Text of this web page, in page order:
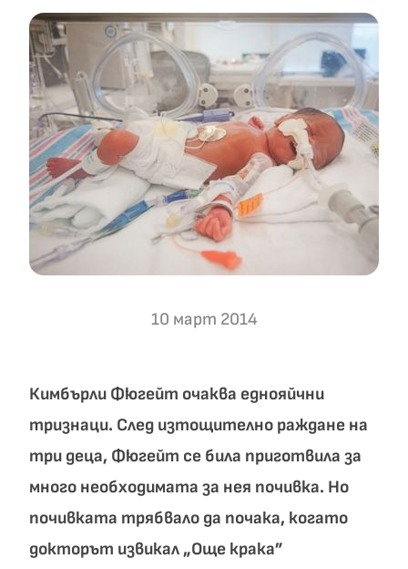
10 март 2014
Кимбърли Фюгейт очаква еднояйчни
тризнаци. След изтощително раждане на
три деца, Фюгейт се била приготвила за
много необходимата за нея почивка. Но
почивката трябвало да почака, когато
докторът извикал „Още крака”